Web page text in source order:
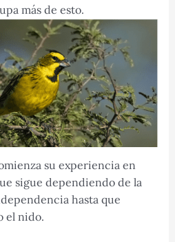
más de esto.
su experiencia en
sigue dependiendo de la
hasta que
el nido.